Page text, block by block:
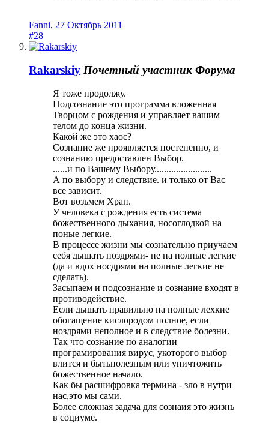
Fanni, 27 Октябрь 2011
#28
Rakarskiy Почетный участник Форума
Я тоже продолжу.
Подсознание это программа вложенная
Творцом с рождения и управляет вашим
телом до конца жизни.
Какой же это хаос?
Сознание же проявляется постепенно, и
сознанию предоставлен Выбор.
......и по Вашему Выбору........................
А по выбору и следствие. и только от Вас
все зависит.
Вот возьмем Храп.
У человека с рождения есть система
божественного дыхания, носоглодкой на
поные легкие.
В процессе жизни мы сознательно приучаем
себя дышать ноздрями- не на полные легкие
(да и вдох носдрями на полные легкие не
сделать).
Засыпаем и подсознание и сознание входят в
противодействие.
Если дышать правильно на полные лехкие
обогащение кислородом полное, если
ноздрями неполное и в следствие болезни.
Так что сознание по аналогии
програмирования вирус, укоторого выбор
влится и бытьполезным или уничтожить
божественное начало.
Как бы расшифровка термина - зло в нутри
нас,это мы сами.
Более сложная задача для сознаия это жизнь
в социуме.